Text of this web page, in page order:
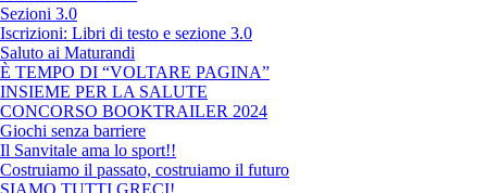
Sezioni 3.0
Iscrizioni: Libri di testo e sezione 3.0
Saluto ai Maturandi
È TEMPO DI “VOLTARE PAGINA”
INSIEME PER LA SALUTE
CONCORSO BOOKTRAILER 2024
Giochi senza barriere
Il Sanvitale ama lo sport!!
Costruiamo il passato, costruiamo il futuro
SIAMO TUTTI GRECI!